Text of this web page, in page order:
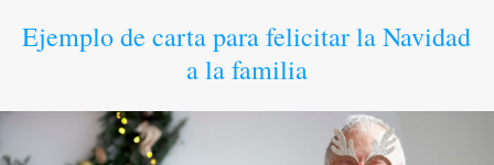
Ejemplo de carta para felicitar la Navidad
a la familia